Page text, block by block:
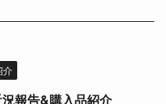
介
報告&購入品紹介